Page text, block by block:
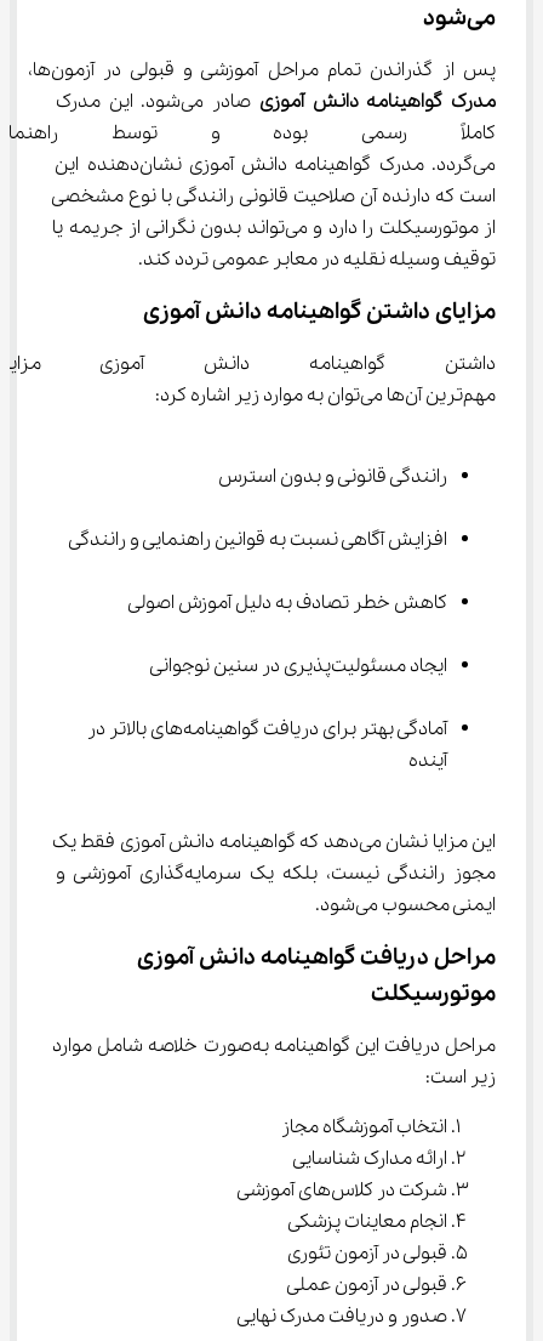
می‌شود
پس از گذراندن تمام مراحل آموزشی و قبولی در آزمون‌ها،
مدرک گواهینامه دانش آموزی
صادر می‌شود. این مدرک
کاملاً رسمی بوده و توسط
می‌گردد. مدرک گواهینامه دانش آموزی نشان‌دهنده این
است که دارنده آن صلاحیت قانونی رانندگی با نوع مشخصی
از موتورسیکلت را دارد و می‌تواند بدون نگرانی از جریمه یا
توقیف وسیله نقلیه در معابر عمومی تردد کند.
مزایای داشتن گواهینامه دانش آموزی
داشتن گواهینامه دانش آموزی
مهم‌ترین آن‌ها می‌توان به موارد زیر اشاره کرد:
رانندگی قانونی و بدون استرس
افزایش آگاهی نسبت به قوانین راهنمایی و رانندگی
کاهش خطر تصادف به دلیل آموزش اصولی
ایجاد مسئولیت‌پذیری در سنین نوجوانی
آمادگی بهتر برای دریافت گواهینامه‌های بالاتر در
آینده
این مزایا نشان می‌دهد که گواهینامه دانش آموزی فقط یک
مجوز رانندگی نیست، بلکه یک سرمایه‌گذاری آموزشی و
ایمنی محسوب می‌شود.
مراحل دریافت گواهینامه دانش آموزی
موتورسیکلت
مراحل دریافت این گواهینامه به‌صورت خلاصه شامل موارد
زیر است:
انتخاب آموزشگاه مجاز
ارائه مدارک شناسایی
شرکت در کلاس‌های آموزشی
انجام معاینات پزشکی
قبولی در آزمون تئوری
قبولی در آزمون عملی
صدور و دریافت مدرک نهایی